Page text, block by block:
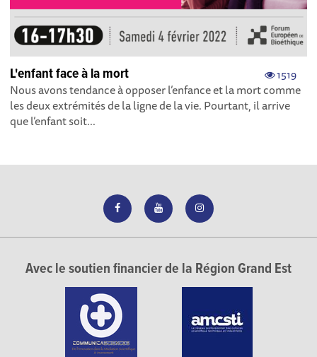
1519
L'enfant face à la mort
Nous avons tendance à opposer l’enfance et la mort comme
les deux extrémités de la ligne de la vie. Pourtant, il arrive
que l’enfant soit...
Avec le soutien financier de la Région Grand Est